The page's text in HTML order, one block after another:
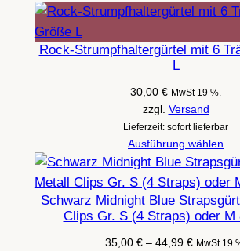
Rock-Strumpfhaltergürtel mit 6
L
30,00 € MwSt 19 %.
zzgl. Versand
Lieferzeit: sofort lieferbar
Ausführung wählen
Schwarz Midnight Blue
Clips Gr. S (4 Straps) oder M
35,00 € – 44,99 € MwSt 19